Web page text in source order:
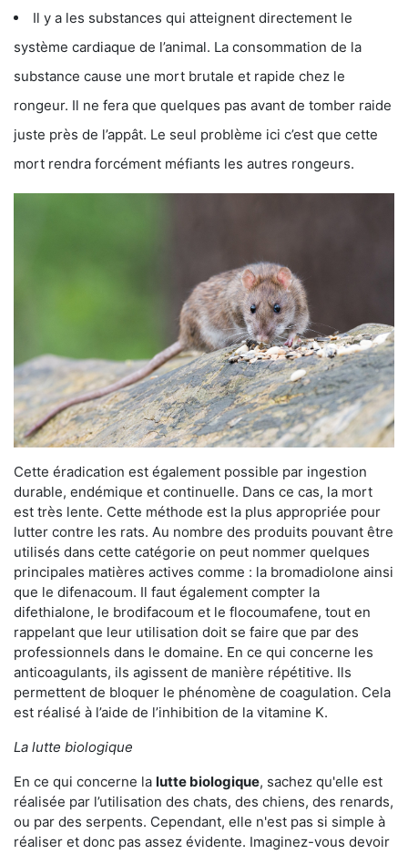
Il y a les substances qui atteignent directement le
système cardiaque de l’animal. La consommation de la
substance cause une mort brutale et rapide chez le
rongeur. Il ne fera que quelques pas avant de tomber raide
juste près de l’appât. Le seul problème ici c’est que cette
mort rendra forcément méfiants les autres rongeurs.
Cette éradication est également possible par ingestion
durable, endémique et continuelle. Dans ce cas, la mort
est très lente. Cette méthode est la plus appropriée pour
lutter contre les rats. Au nombre des produits pouvant être
utilisés dans cette catégorie on peut nommer quelques
principales matières actives comme : la bromadiolone ainsi
que le difenacoum. Il faut également compter la
difethialone, le brodifacoum et le flocoumafene, tout en
rappelant que leur utilisation doit se faire que par des
professionnels dans le domaine. En ce qui concerne les
anticoagulants, ils agissent de manière répétitive. Ils
permettent de bloquer le phénomène de coagulation. Cela
est réalisé à l’aide de l’inhibition de la vitamine K.
La lutte biologique
En ce qui concerne la lutte biologique, sachez qu'elle est
réalisée par l’utilisation des chats, des chiens, des renards,
ou par des serpents. Cependant, elle n'est pas si simple à
réaliser et donc pas assez évidente. Imaginez-vous devoir